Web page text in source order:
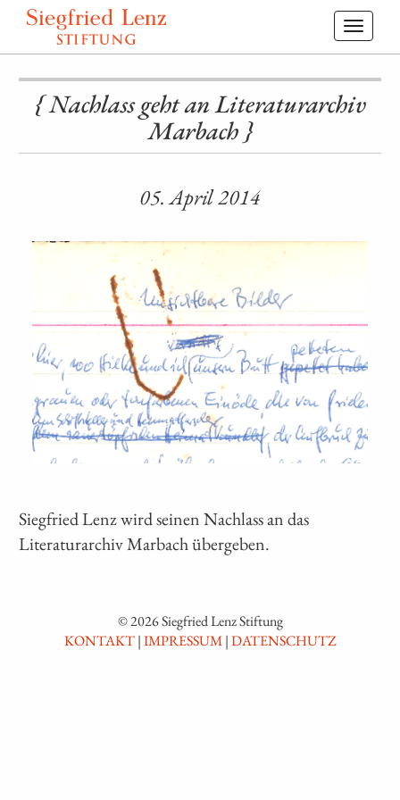
{ Nachlass geht an Literaturarchiv
Marbach }
05. April 2014
Siegfried Lenz wird seinen Nachlass an das
Literaturarchiv Marbach übergeben.
© 2026 Siegfried Lenz Stiftung
KONTAKT|IMPRESSUM|DATENSCHUTZ